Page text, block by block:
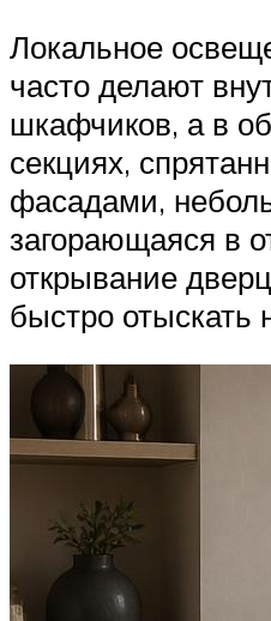
Локальное
часто делают
шкафчиков, а в
секциях,
фасадами,
загорающаяся в
открывание
быстро